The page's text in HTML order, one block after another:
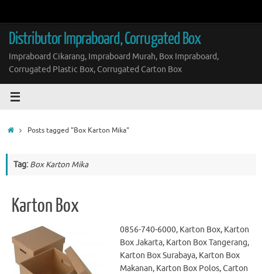
content
Distributor Impraboard, Corrugated Box
Impraboard Cikarang, Impraboard Murah, Box Impraboard,
Corrugated Plastic Box, Corrugated Carton Box
HomePosts tagged "Box Karton Mika"
Tag: Box Karton Mika
Karton Box
0856-740-6000, Karton Box, Karton
Box Jakarta, Karton Box Tangerang,
Karton Box Surabaya, Karton Box
Makanan, Karton Box Polos, Carton